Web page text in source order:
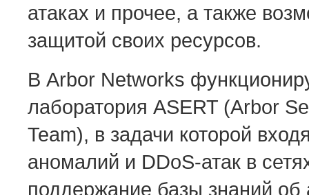
атаках и прочее, а также
защитой своих ресурсов.
В Arbor Networks
лаборатория ASERT (Arbor
Team), в задачи которой
аномалий и DDoS-атак в
поддержание базы знаний об